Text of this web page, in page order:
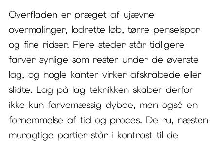
Overfladen er præget af ujævne
overmalinger, lodrette løb, tørre penselspor
og fine ridser. Flere steder står tidligere
farver synlige som rester under de øverste
lag, og nogle kanter virker afskrabede eller
slidte. Lag på lag teknikken skaber derfor
ikke kun farvemæssig dybde, men også en
fornemmelse af tid og proces. De ru, næsten
muragtige partier står i kontrast til de